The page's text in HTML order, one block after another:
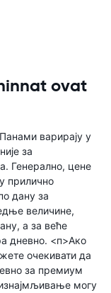
ovat
варирају у
за
Генерално, цене
прилично
дану за
величине,
а за веће
дневно. <п>Ако
очекивати да
за премиум
могу